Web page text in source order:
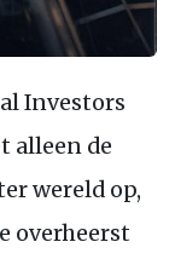
Investors
alleen de
wereld op,
overheerst